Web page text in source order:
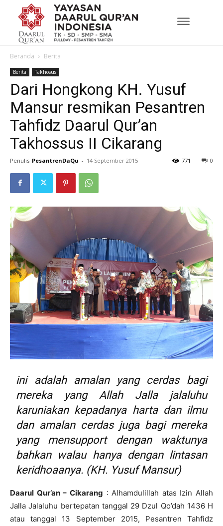
Beranda Berita
Berita Takhosus
Dari Hongkong KH. Yusuf
Mansur resmikan Pesantren
Tahfidz Daarul Qur’an
Takhossus II Cikarang
Penulis PesantrenDaQu - 14 September 2015 0
771
ini adalah amalan yang cerdas bagi
mereka yang Allah Jalla jalaluhu
karuniakan kepadanya harta dan ilmu
dan amalan cerdas juga bagi mereka
yang mensupport dengan waktunya
bahkan walau hanya dengan lintasan
keridhoaanya. (KH. Yusuf Mansur)
Daarul Qur’an – Cikarang : Alhamdulillah atas Izin Allah
Jalla Jalaluhu bertepatan tanggal 29 Dzul Qo’dah 1436 H
atau tanggal 13 September 2015, Pesantren Tahfidz